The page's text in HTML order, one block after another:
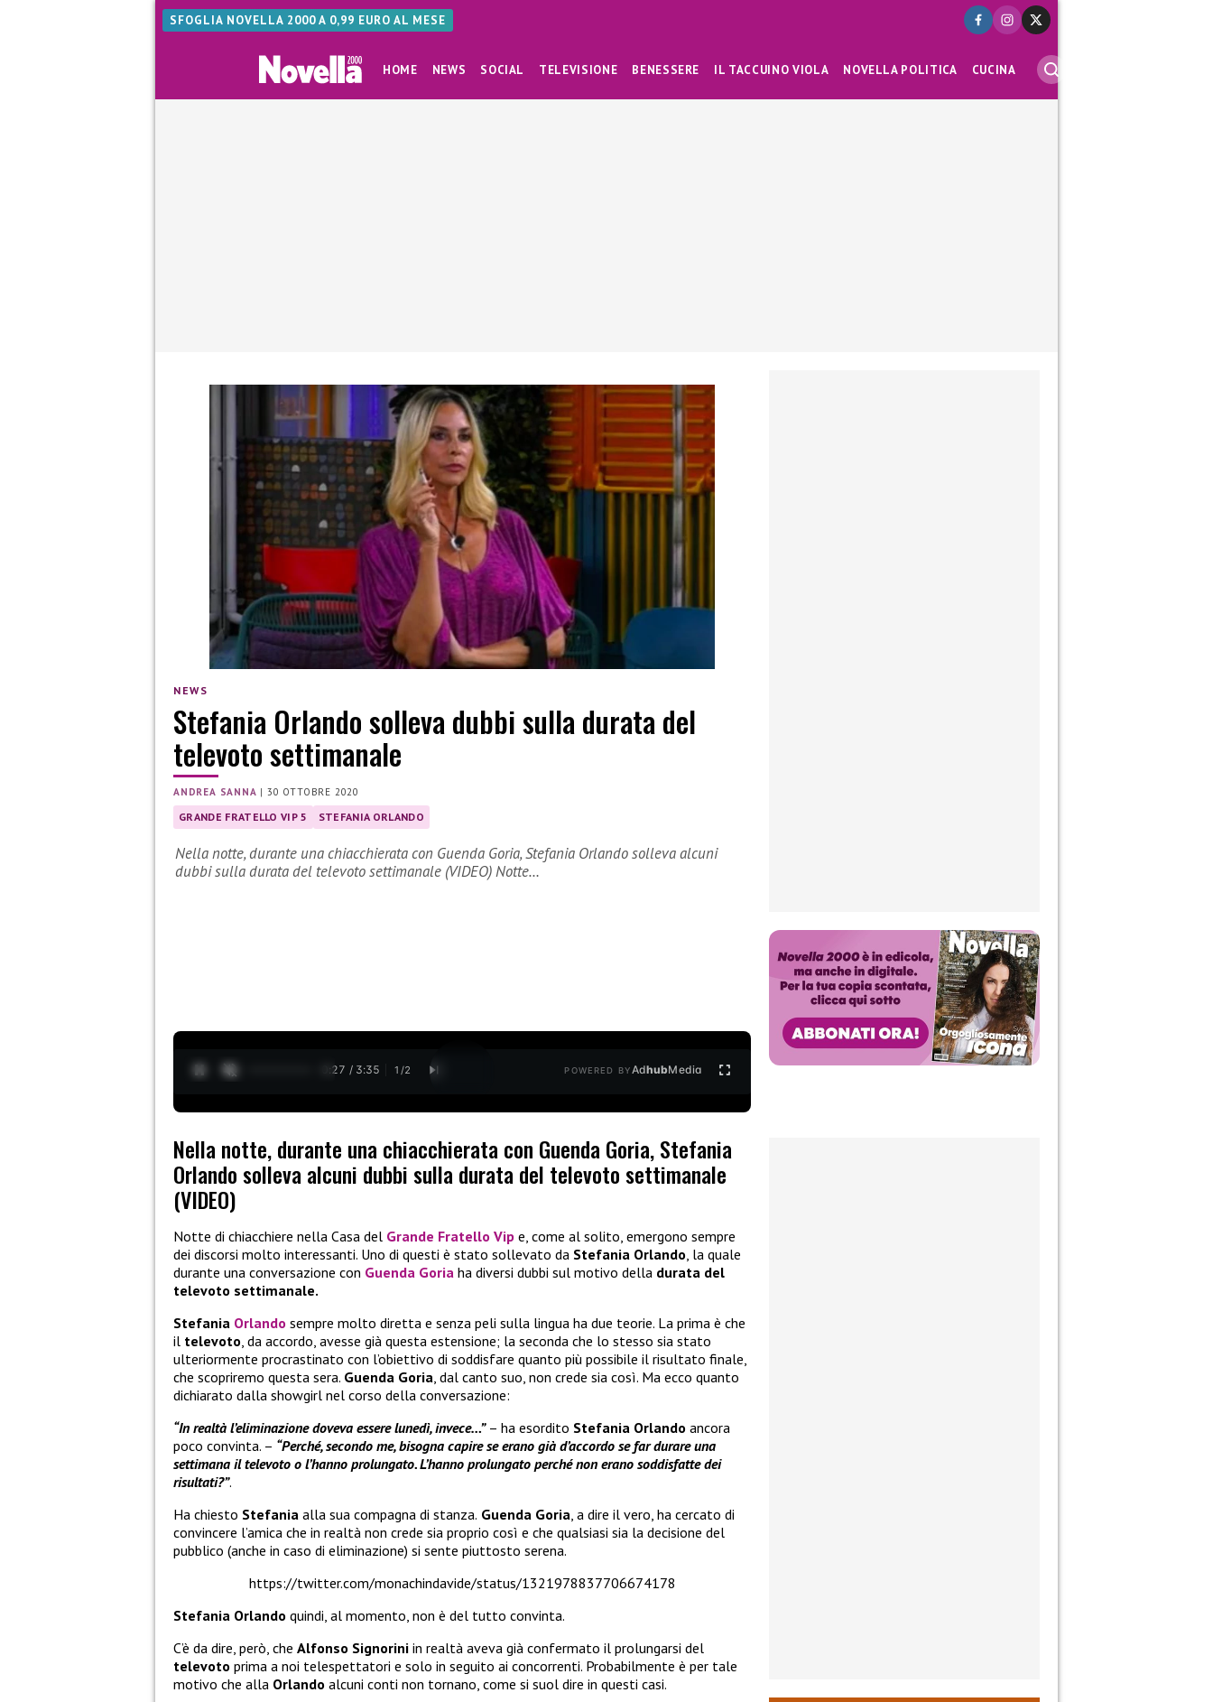
SFOGLIA NOVELLA 2000 A 0,99 EURO AL MESE
HOME NEWS SOCIAL TELEVISIONE BENESSERE IL TACCUINO VIOLA NOVELLA POLITICA CUCINA
NEWS
Stefania Orlando solleva dubbi sulla durata del
televoto settimanale
ANDREA SANNA |30 OTTOBRE 2020
GRANDE FRATELLO VIP 5 STEFANIA ORLANDO
Nella notte, durante una chiacchierata con Guenda Goria, Stefania Orlando solleva alcuni
dubbi sulla durata del televoto settimanale (VIDEO) Notte…
0:28 / 3:35 1 /2 POWERED BYAdhubMedia
Nella notte, durante una chiacchierata con Guenda Goria, Stefania
Orlando solleva alcuni dubbi sulla durata del televoto settimanale
(VIDEO)
Notte di chiacchiere nella Casa del Grande Fratello Vip e, come al solito, emergono sempre
dei discorsi molto interessanti. Uno di questi è stato sollevato da Stefania Orlando, la quale
durante una conversazione con Guenda Goria ha diversi dubbi sul motivo della durata del
televoto settimanale.
Stefania Orlando sempre molto diretta e senza peli sulla lingua ha due teorie. La prima è che
il televoto, da accordo, avesse già questa estensione; la seconda che lo stesso sia stato
ulteriormente procrastinato con l’obiettivo di soddisfare quanto più possibile il risultato finale,
che scopriremo questa sera. Guenda Goria, dal canto suo, non crede sia così. Ma ecco quanto
dichiarato dalla showgirl nel corso della conversazione:
“In realtà l’eliminazione doveva essere lunedì, invece…”– ha esordito Stefania Orlando ancora
poco convinta. – “Perché, secondo me, bisogna capire se erano già d’accordo se far durare una
settimana il televoto o l’hanno prolungato. L’hanno prolungato perché non erano soddisfatte dei
risultati?”.
Ha chiesto Stefania alla sua compagna di stanza. Guenda Goria, a dire il vero, ha cercato di
convincere l’amica che in realtà non crede sia proprio così e che qualsiasi sia la decisione del
pubblico (anche in caso di eliminazione) si sente piuttosto serena.
https://twitter.com/monachindavide/status/1321978837706674178
Stefania Orlando quindi, al momento, non è del tutto convinta.
C’è da dire, però, che Alfonso Signorini in realtà aveva già confermato il prolungarsi del
televoto prima a noi telespettatori e solo in seguito ai concorrenti. Probabilmente è per tale
motivo che alla Orlando alcuni conti non tornano, come si suol dire in questi casi.